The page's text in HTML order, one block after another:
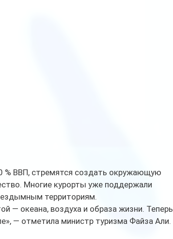
% ВВП, стремятся создать окружающую
Многие курорты уже поддержали
территориям.
— океана, воздуха и образа жизни. Теперь
— отметила министр туризма Файза Али.